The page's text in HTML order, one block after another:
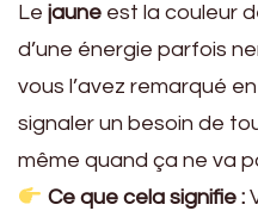
Le jaune est la couleur
d’une énergie parfois
vous l’avez remarqué
signaler un besoin de
même quand ça ne va
Ce que cela signifie :